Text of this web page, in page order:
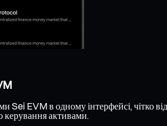
Sei EVM в одному інтерфейсі, чітко
керування активами.